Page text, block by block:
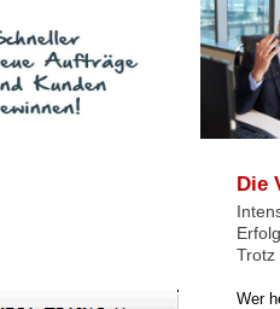
Die
Trotz
Wer